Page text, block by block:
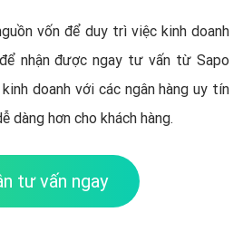
vốn để duy trì việc kinh doanh
nhận được ngay tư vấn từ Sapo
doanh với các ngân hàng uy tín
dàng hơn cho khách hàng.
tư vấn ngay